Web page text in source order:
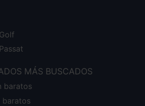
MÁS BUSCADOS
baratos
baratos